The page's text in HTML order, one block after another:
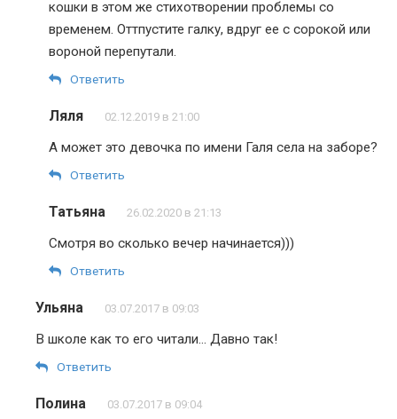
кошки в этом же стихотворении проблемы со
временем. Оттпустите галку, вдруг ее с сорокой или
вороной перепутали.
Ответить
Ляля 02.12.2019 в 21:00
А может это девочка по имени Галя села на заборе?
Ответить
Татьяна 26.02.2020 в 21:13
Смотря во сколько вечер начинается)))
Ответить
Ульяна 03.07.2017 в 09:03
В школе как то его читали… Давно так!
Ответить
Полина 03.07.2017 в 09:04